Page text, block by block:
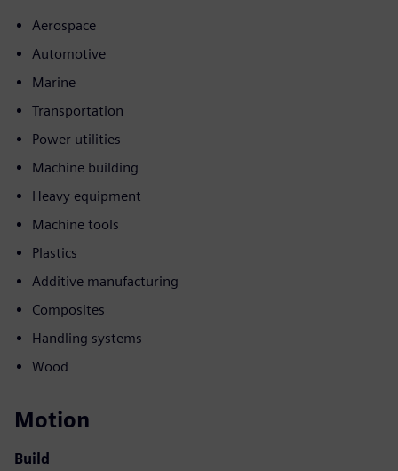
Aerospace
Automotive
Marine
Transportation
Power utilities
Machine building
Heavy equipment
Machine tools
Plastics
Additive manufacturing
Composites
Handling systems
Wood
Motion
Build